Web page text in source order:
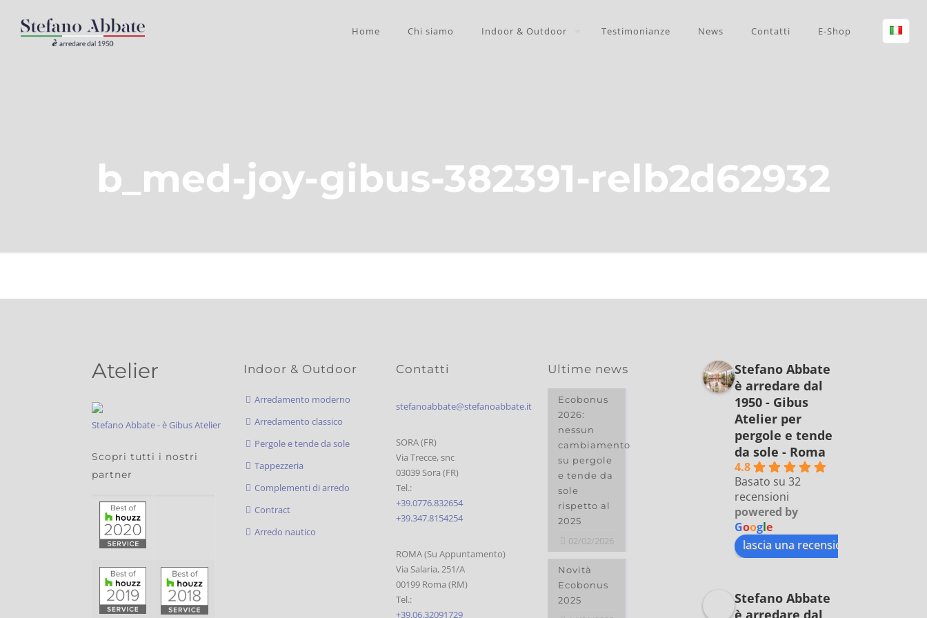
Home Chi siamo Indoor & Outdoor Testimonianze News Contatti E-Shop
b_med-joy-gibus-382391-relb2d62932
Atelier
Stefano Abbate - è Gibus Atelier
Scopri tutti i nostri
partner
Indoor & Outdoor
Arredamento moderno
Arredamento classico
Pergole e tende da sole
Tappezzeria
Complementi di arredo
Contract
Arredo nautico
Contatti
stefanoabbate@stefanoabbate.it
SORA (FR)
Via Trecce, snc
03039 Sora (FR)
Tel.:
+39.0776.832654
+39.347.8154254
ROMA (Su Appuntamento)
Via Salaria, 251/A
00199 Roma (RM)
Tel.:
+39.06.32091729
Ultime news
Ecobonus
2026:
nessun
cambiamento
su pergole
e tende da
sole
rispetto al
2025
02/02/2026
Novità
Ecobonus
2025
Stefano Abbate
è arredare dal
1950 - Gibus
Atelier per
pergole e tende
da sole - Roma
4.8
Basato su 32
recensioni
powered by
Google
lascia una recensione su
Stefano Abbate
è arredare dal